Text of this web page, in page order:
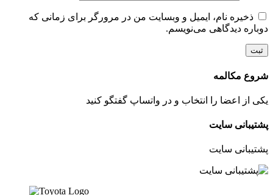
ذخیره نام، ایمیل و وبسایت من در مرورگر برای زمانی که
دوباره دیدگاهی می‌نویسم.
شروع مکالمه
یکی از اعضا را انتخاب و در واتساپ گفتگو کنید
پشتیبانی سایت
پشتیبانی سایت